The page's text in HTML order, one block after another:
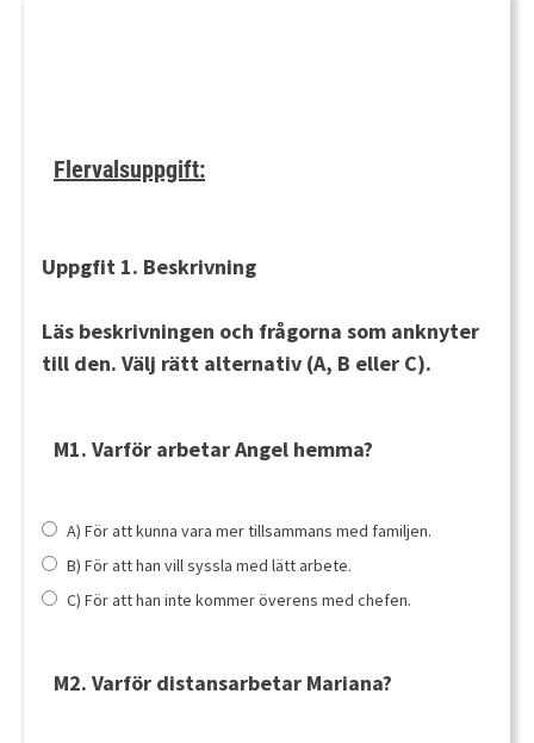
Flervalsuppgift:
Uppgfit 1. Beskrivning
Läs beskrivningen och frågorna som anknyter
till den. Välj rätt alternativ (A, B eller C).
M1. Varför arbetar Angel hemma?
A) För att kunna vara mer tillsammans med familjen.
B) För att han vill syssla med lätt arbete.
C) För att han inte kommer överens med chefen.
M2. Varför distansarbetar Mariana?